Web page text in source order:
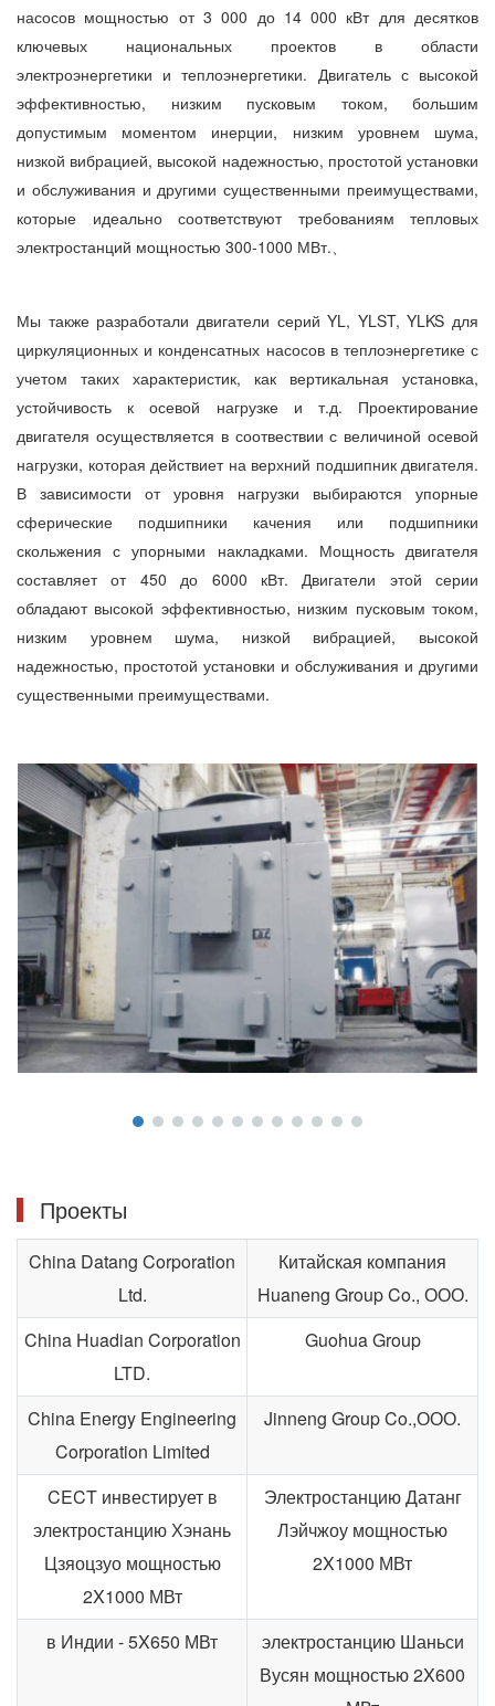
насосов мощностью от 3 000 до 14 000 кВт для десятков
ключевых национальных проектов в области
электроэнергетики и теплоэнергетики. Двигатель с высокой
эффективностью, низким пусковым током, большим
допустимым моментом инерции, низким уровнем шума,
низкой вибрацией, высокой надежностью, простотой установки
и обслуживания и другими существенными преимуществами,
которые идеально соответствуют требованиям тепловых
электростанций мощностью 300-1000 МВт.、
Мы также разработали двигатели серий YL, YLST, YLKS для
циркуляционных и конденсатных насосов в теплоэнергетике с
учетом таких характеристик, как вертикальная установка,
устойчивость к осевой нагрузке и т.д. Проектирование
двигателя осуществляется в соотвествии с величиной осевой
нагрузки, которая действиет на верхний подшипник двигателя.
В зависимости от уровня нагрузки выбираются упорные
сферические подшипники качения или подшипники
скольжения с упорными накладками. Мощность двигателя
составляет от 450 до 6000 кВт. Двигатели этой серии
обладают высокой эффективностью, низким пусковым током,
низким уровнем шума, низкой вибрацией, высокой
надежностью, простотой установки и обслуживания и другими
существенными преимуществами.
Проекты
China Datang Corporation
Ltd.
Китайская компания
Huaneng Group Co., ООО.
China Huadian Corporation
LTD.
Guohua Group
China Energy Engineering
Corporation Limited
Jinneng Group Co.,ООО.
CECT инвестирует в
электростанцию Хэнань
Цзяоцзуо мощностью
2X1000 МВт
Электростанцию Датанг
Лэйчжоу мощностью
2X1000 МВт
в Индии - 5X650 МВт
электростанцию Шаньси
Вусян мощностью 2X600